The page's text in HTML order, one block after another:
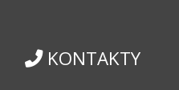
KONTAKTY